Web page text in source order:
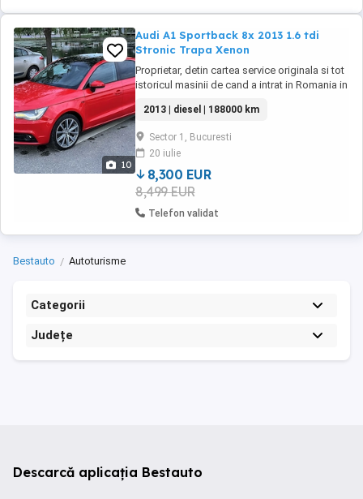
10
Audi A1 Sportback 8x 2013 1.6 tdi
Stronic Trapa Xenon
Proprietar, detin cartea service originala si tot
istoricul masinii de cand a intrat in Romania in
12000 km, fara probleme tehnice, atat la mine
cat si la fosta proprietara. Pentru a fii
transparent predau noului proprietar facturile
si fotografiile cu istoricul ...
2013 | diesel | 188000 km
Sector 1, Bucuresti
20 iulie
8,300 EUR
8,499 EUR
Telefon validat
Bestauto Autoturisme
Categorii
Județe
Descarcă aplicația Bestauto